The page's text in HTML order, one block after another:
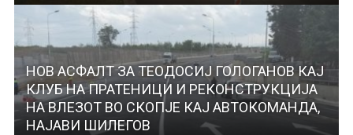
НОВ АСФАЛТ ЗА ТЕОДОСИЈ ГОЛОГАНОВ КАЈ
КЛУБ НА ПРАТЕНИЦИ И РЕКОНСТРУКЦИЈА
НА ВЛЕЗОТ ВО СКОПЈЕ КАЈ АВТОКОМАНДА,
НАЈАВИ ШИЛЕГОВ